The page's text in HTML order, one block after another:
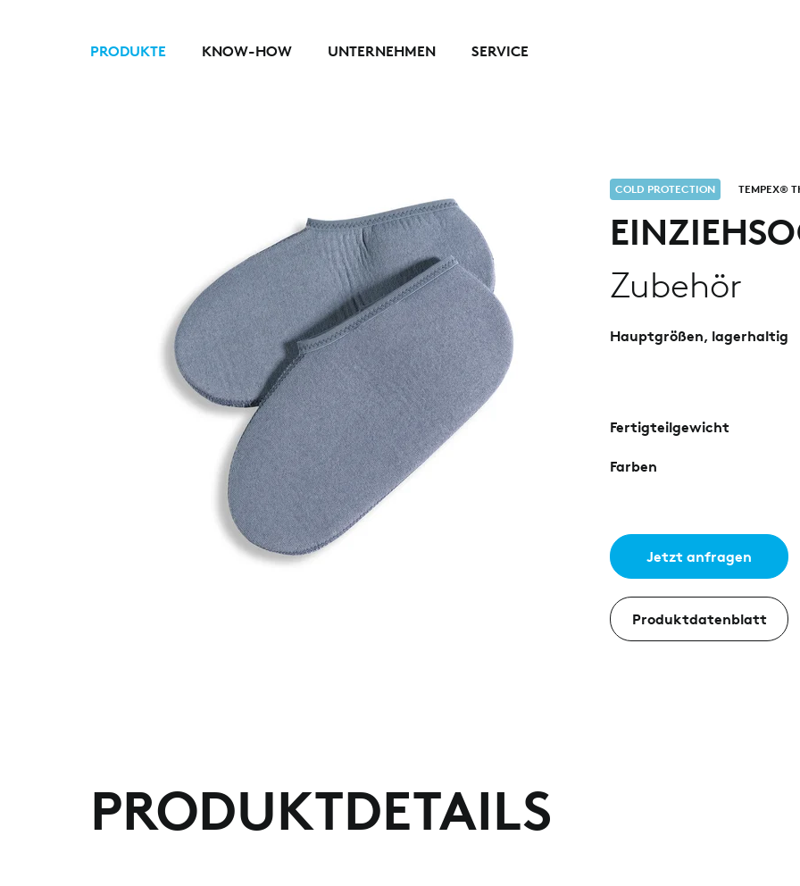
PRODUKTE KNOW-HOW UNTERNEHMEN SERVICE
COLD PROTECTION TEMPEX®
Zubehör
Hauptgrößen, lagerhaltig
Fertigteilgewicht
Farben
Jetzt anfragen
Produktdatenblatt
PRODUKTDETAILS